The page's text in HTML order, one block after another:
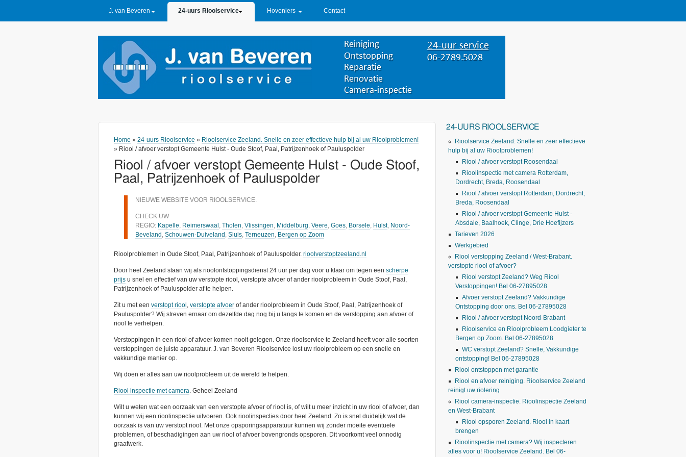
J. van Beveren 24-uurs Rioolservice Hoveniers Contact
Home » 24-uurs Rioolservice » Rioolservice Zeeland. Snelle en zeer effectieve hulp bij al uw Rioolproblemen!
» Riool / afvoer verstopt Gemeente Hulst - Oude Stoof, Paal, Patrijzenhoek of Pauluspolder
Riool / afvoer verstopt Gemeente Hulst - Oude Stoof,
Paal, Patrijzenhoek of Pauluspolder
NIEUWE WEBSITE VOOR RIOOLSERVICE.
CHECK UW
REGIO: Kapelle, Reimerswaal , Tholen, Vlissingen, Middelburg, Veere, Goes, Borsele, Hulst, Noord-
Beveland , Schouwen-Duiveland , Sluis, Terneuzen, Bergen op Zoom
Rioolproblemen in Oude Stoof, Paal, Patrijzenhoek of Pauluspolder. rioolverstoptzeeland.nl
Door heel Zeeland staan wij als rioolontstoppingsdienst 24 uur per dag voor u klaar om tegen een scherpe
prijs u snel en effectief van uw verstopte riool, verstopte afvoer of ander rioolprobleem in Oude Stoof, Paal,
Patrijzenhoek of Pauluspolder af te helpen.
Zit u met een verstopt riool , verstopte afvoer of ander rioolprobleem in Oude Stoof, Paal, Patrijzenhoek of
Pauluspolder? Wij streven ernaar om dezelfde dag nog bij u langs te komen en de verstopping aan afvoer of
riool te verhelpen.
Verstoppingen in een riool of afvoer komen nooit gelegen. Onze rioolservice te Zeeland heeft voor alle soorten
verstoppingen de juiste apparatuur. J. van Beveren Rioolservice lost uw rioolprobleem op een snelle en
vakkundige manier op.
Wij doen er alles aan uw rioolprobleem uit de wereld te helpen.
Riool inspectie met camera. Geheel Zeeland
Wilt u weten wat een oorzaak van een verstopte afvoer of riool is, of wilt u meer inzicht in uw riool of afvoer, dan
kunnen wij een rioolinspectie uitvoeren. Ook rioolinspecties door heel Zeeland. Zo is snel duidelijk wat de
oorzaak is van uw verstopt riool. Met onze opsporingsapparatuur kunnen wij zonder moeite eventuele
problemen, of beschadigingen aan uw riool of afvoer bovengronds opsporen. Dit voorkomt veel onnodig
graafwerk.
24-UURS RIOOLSERVICE
Rioolservice Zeeland. Snelle en zeer effectieve
hulp bij al uw Rioolproblemen!
Riool / afvoer verstopt Roosendaal
Rioolinspectie met camera Rotterdam,
Dordrecht, Breda, Roosendaal
Riool / afvoer verstopt Rotterdam, Dordrecht,
Breda, Roosendaal
Riool / afvoer verstopt Gemeente Hulst -
Absdale, Baalhoek, Clinge, Drie Hoefijzers
Tarieven 2026
Werkgebied
Riool verstopping Zeeland / West-Brabant.
verstopte riool of afvoer?
Riool verstopt Zeeland? Weg Riool
Verstoppingen! Bel 06-27895028
Afvoer verstopt Zeeland? Vakkundige
Ontstopping door ons. Bel 06-27895028
Riool / afvoer verstopt Noord-Brabant
Rioolservice en Rioolprobleem Loodgieter te
Bergen op Zoom. Bel 06-27895028
WC verstopt Zeeland? Snelle, Vakkundige
ontstopping! Bel 06-27895028
Riool ontstoppen met garantie
Riool en afvoer reiniging. Rioolservice Zeeland
reinigt uw riolering
Riool camera-inspectie. Rioolinspectie Zeeland
en West-Brabant
Riool opsporen Zeeland. Riool in kaart
brengen
Rioolinspectie met camera? Wij inspecteren
alles voor u! Rioolservice Zeeland. Bel 06-